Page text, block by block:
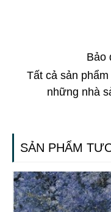
Bảo
Tất cả sản
những nhà
SẢN PHẨM